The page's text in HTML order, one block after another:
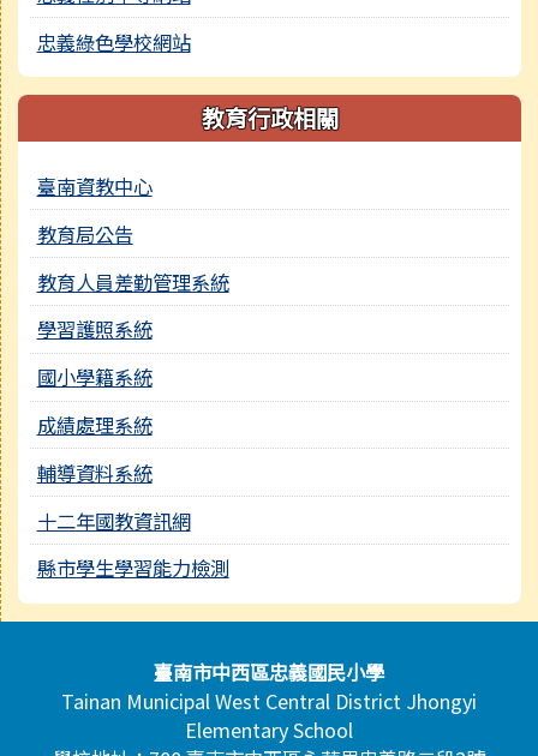
忠義綠色學校網站
教育行政相關
臺南資教中心
教育局公告
教育人員差勤管理系統
學習護照系統
國小學籍系統
成績處理系統
輔導資料系統
十二年國教資訊網
縣市學生學習能力檢測
頁尾區域內容臺南市中西區忠義國民小學
Tainan Municipal West Central District Jhongyi
Elementary School